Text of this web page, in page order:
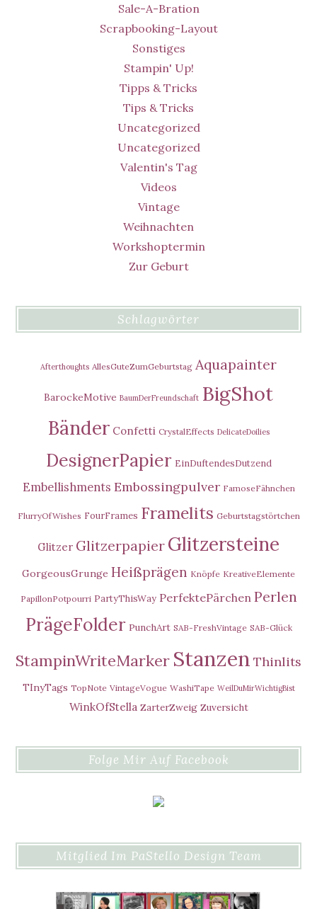
Sale-A-Bration
Scrapbooking-Layout
Sonstiges
Stampin' Up!
Tipps & Tricks
Tips & Tricks
Uncategorized
Uncategorized
Valentin's Tag
Videos
Vintage
Weihnachten
Workshoptermin
Zur Geburt
Schlagwörter
Afterthoughts AllesGuteZumGeburtstag Aquapainter
BarockeMotive BaumDerFreundschaft BigShot
Bänder Confetti CrystalEffects DelicateDoilies
DesignerPapier EinDuftendesDutzend
Embellishments Embossingpulver FamoseFähnchen
FlurryOfWishes FourFrames Framelits Geburtstagstörtchen
Glitzer Glitzerpapier Glitzersteine
GorgeousGrunge Heißprägen Knöpfe KreativeElemente
PapillonPotpourri PartyThisWay PerfektePärchen Perlen
PrägeFolder PunchArt SAB-FreshVintage SAB-Glück
StampinWriteMarker Stanzen Thinlits
TInyTags TopNote VintageVogue WashiTape WeilDuMirWichtigBist
WinkOfStella ZarterZweig Zuversicht
Folge Mir Auf Facebook
Mitglied Im PaStello Design Team